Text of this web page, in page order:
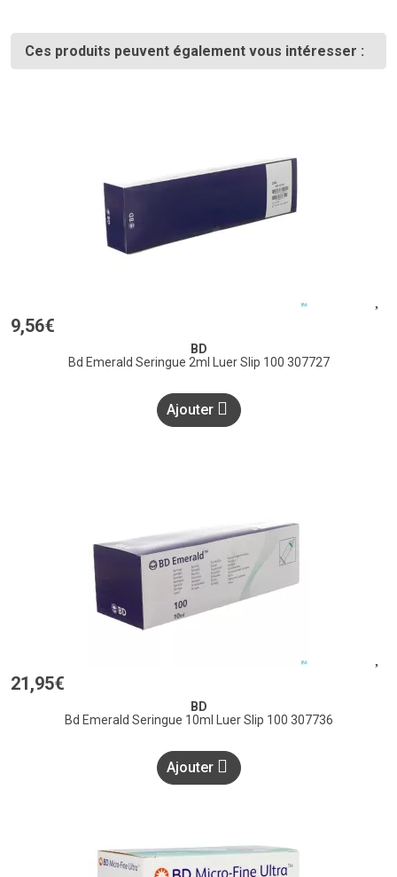
Ces produits peuvent également vous intéresser :
9,56€
BD
Bd Emerald Seringue 2ml Luer Slip 100 307727
Ajouter
21 ,95€
BD
Bd Emerald Seringue 10ml Luer Slip 100 307736
Ajouter